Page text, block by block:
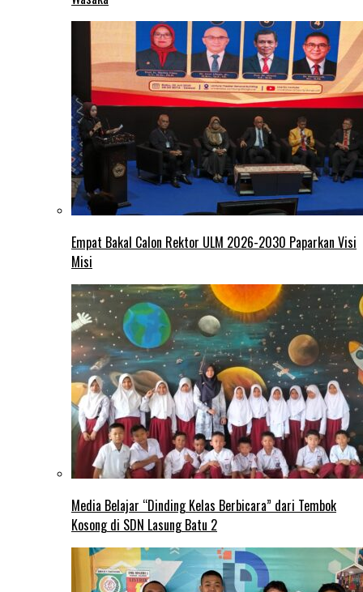
Empat Bakal Calon Rektor ULM 2026-2030 Paparkan Visi
Misi
Media Belajar “Dinding Kelas Berbicara” dari Tembok
Kosong di SDN Lasung Batu 2